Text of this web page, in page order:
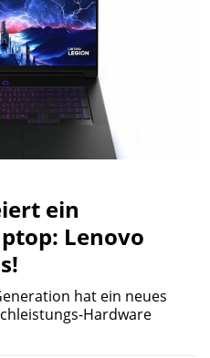
ein
Lenovo
hat ein neues
Hardware